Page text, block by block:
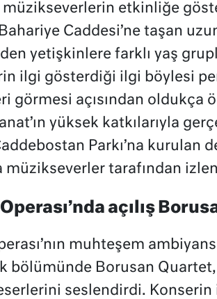
müzikseverlerin etkinliğe
Caddesi’ne taşan
yetişkinlere farklı yaş
ilgi gösterdiği ilgi böylesi
görmesi açısından oldukça
yüksek katkılarıyla
Parkı’na kurulan
müzikseverler tarafından
açılış
muhteşem
bölümünde Borusan
eserlerini seslendirdi. Konserin